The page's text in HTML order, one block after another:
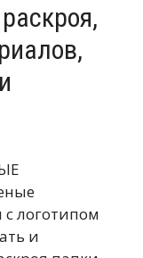
логотипом
и